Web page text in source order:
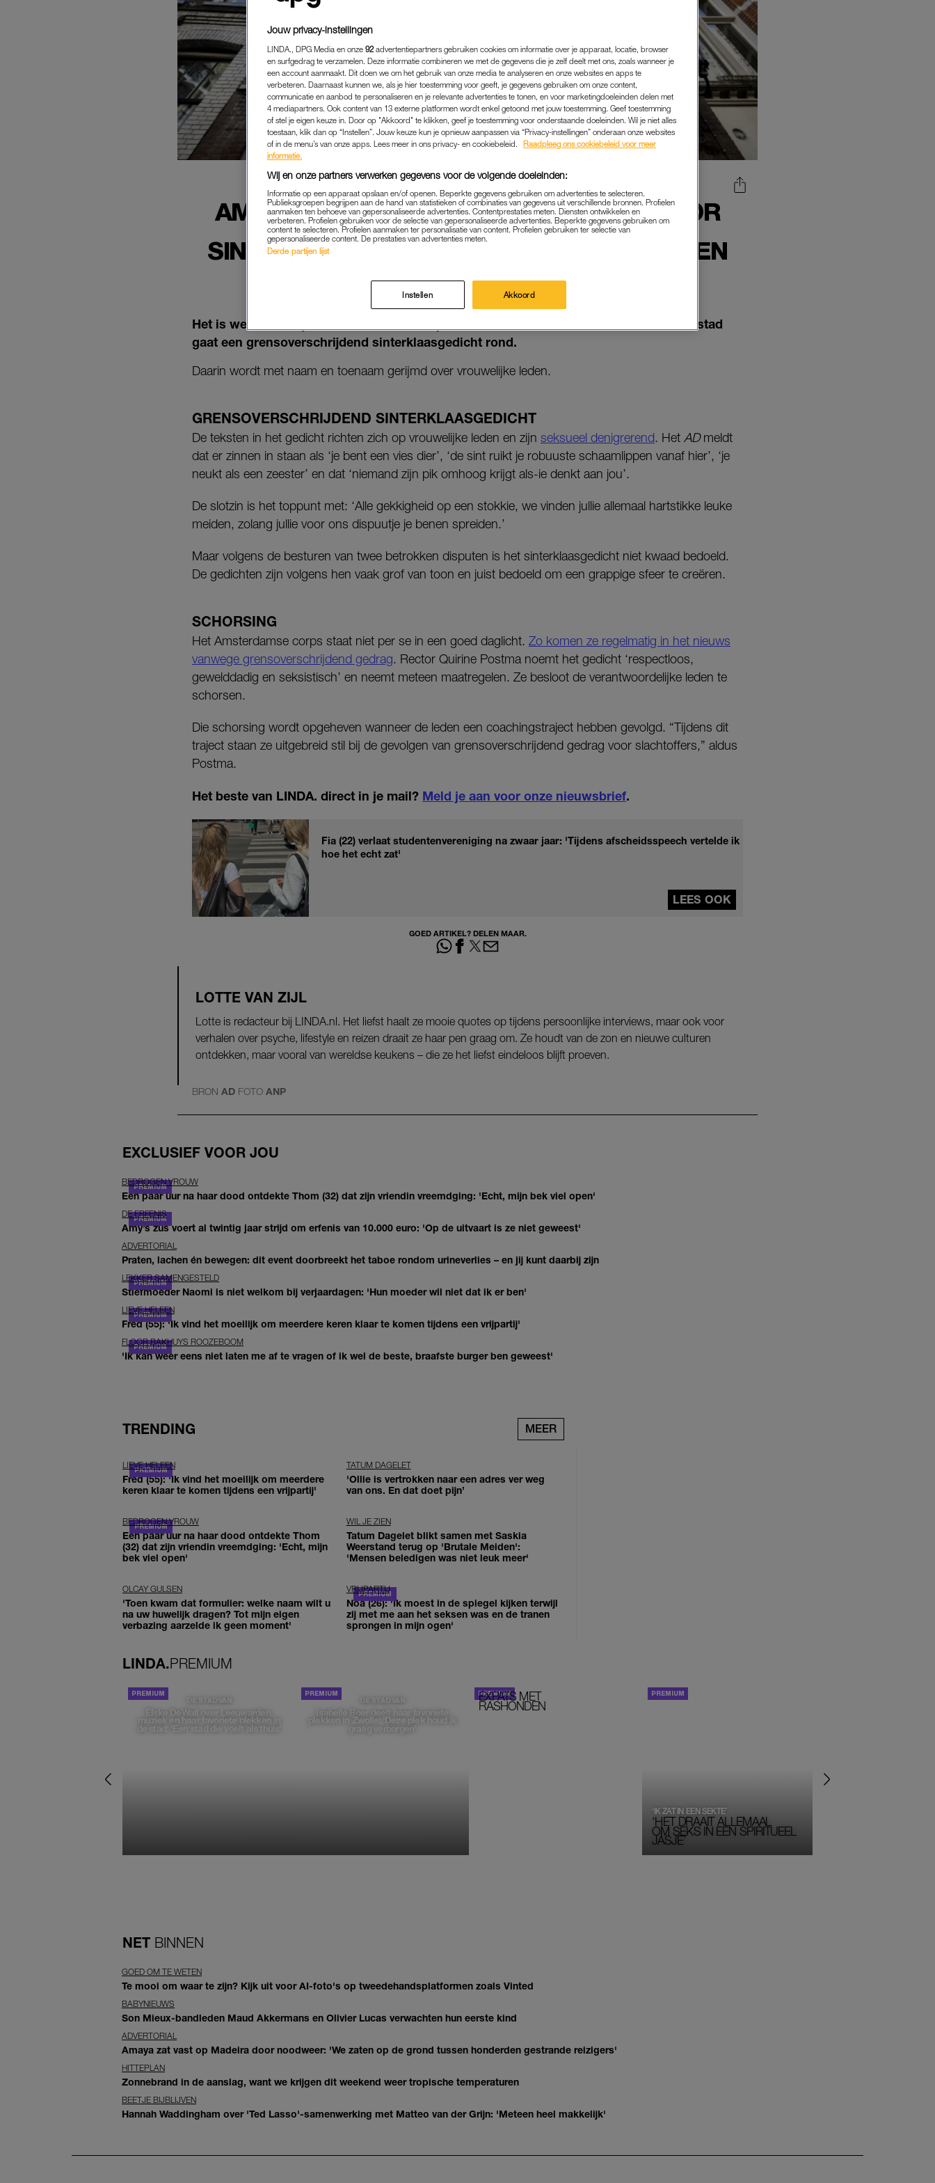
AMSTERDAMS CORPS ONDER VUUR DOOR
GRENSOVERSCHRIJDEND
SINTERKLAASGEDICHT: 'JE NEUKT ALS EEN
BINNENLAND| GRENSOVERSCHRIJDEND GEDRAG
18-12-2025 LOTTE VAN ZIJL
Het is weer raak bij het Amsterdamse corps ASC/AVSV. Onder studenten uit de hoofdstad
gaat een grensoverschrijdend sinterklaasgedicht rond.
Daarin wordt met naam en toenaam gerijmd over vrouwelijke leden.
GRENSOVERSCHRIJDEND SINTERKLAASGEDICHT
De teksten in het gedicht richten zich op vrouwelijke leden en zijn seksueel denigrerend. Het ADmeldt
dat er zinnen in staan als ‘je bent een vies dier’, ‘de sint ruikt je robuuste schaamlippen vanaf hier’, ‘je
neukt als een zeester’ en dat ‘niemand zijn pik omhoog krijgt als-ie denkt aan jou’.
De slotzin is het toppunt met: ‘Alle gekkigheid op een stokkie, we vinden jullie allemaal hartstikke leuke
meiden, zolang jullie voor ons dispuutje je benen spreiden.’
Maar volgens de besturen van twee betrokken disputen is het sinterklaasgedicht niet kwaad bedoeld.
De gedichten zijn volgens hen vaak grof van toon en juist bedoeld om een grappige sfeer te creëren.
SCHORSING
Het Amsterdamse corps staat niet per se in een goed daglicht. Zo komen ze regelmatig in het nieuws
vanwege grensoverschrijdend gedrag. Rector Quirine Postma noemt het gedicht ‘respectloos,
gewelddadig en seksistisch’ en neemt meteen maatregelen. Ze besloot de verantwoordelijke leden te
schorsen.
Die schorsing wordt opgeheven wanneer de leden een coachingstraject hebben gevolgd. “Tijdens dit
traject staan ze uitgebreid stil bij de gevolgen van grensoverschrijdend gedrag voor slachtoffers,” aldus
Postma.
Het beste van LINDA. direct in je mail? Meld je aan voor onze nieuwsbrief.
Fia (22) verlaat studentenvereniging na zwaar jaar: 'Tijdens afscheidsspeech vertelde ik
hoe het echt zat'
LEES OOK
GOED ARTIKEL? DELEN MAAR.
LOTTE VAN ZIJL
Lotte is redacteur bij LINDA.nl. Het liefst haalt ze mooie quotes op tijdens persoonlijke interviews, maar ook voor
verhalen over psyche, lifestyle en reizen draait ze haar pen graag om. Ze houdt van de zon en nieuwe culturen
ontdekken, maar vooral van wereldse keukens – die ze het liefst eindeloos blijft proeven.
BRON AD FOTO ANP
EXCLUSIEF VOOR JOU
BEDROGEN VROUW
Een paar uur na haar dood ontdekte Thom (32) dat zijn vriendin vreemdging: 'Echt, mijn bek viel open'
DE ERFENIS
Amy’s zus voert al twintig jaar strijd om erfenis van 10.000 euro: 'Op de uitvaart is ze niet geweest'
ADVERTORIAL
Praten, lachen én bewegen: dit event doorbreekt het taboe rondom urineverlies – en jij kunt daarbij zijn
LEKKER SAMENGESTELD
Stiefmoeder Naomi is niet welkom bij verjaardagen: 'Hun moeder wil niet dat ik er ben'
LIEVE HELEEN
Fred (55): 'Ik vind het moeilijk om meerdere keren klaar te komen tijdens een vrijpartij'
FLOOR BAKHUYS ROOZEBOOM
'Ik kan weer eens niet laten me af te vragen of ik wel de beste, braafste burger ben geweest'
TRENDING MEER
LIEVE HELEEN
Fred (55): 'Ik vind het moeilijk om meerdere
keren klaar te komen tijdens een vrijpartij'
TATUM DAGELET
'Ollie is vertrokken naar een adres ver weg
van ons. En dat doet pijn’
BEDROGEN VROUW
Een paar uur na haar dood ontdekte Thom
(32) dat zijn vriendin vreemdging: 'Echt, mijn
bek viel open'
WIL JE ZIEN
Tatum Dagelet blikt samen met Saskia
Weerstand terug op 'Brutale Meiden':
'Mensen beledigen was niet leuk meer'
OLCAY GULSEN
'Toen kwam dat formulier: welke naam wilt u
na uw huwelijk dragen? Tot mijn eigen
verbazing aarzelde ik geen moment'
VRIJPARTIJ
Noa (26): 'Ik moest in de spiegel kijken terwijl
zij met me aan het seksen was en de tranen
sprongen in mijn ogen'
LINDA.PREMIUM
DE STAD VAN
Elske DeWall over Leeuwarden,
muziek en haar favoriete plekken in
de stad: 'Een stad die voelt als thuis'
DE STAD VAN
Isabelle Boer deelt haar favoriete
plekken in Zwolle: 'Deze plek houd ik
graag verborgen'
EXPATS MET
RASHONDEN
‘HET DRAAIT ALLEMAAL
OM SEKS IN EEN SPIRITUEEL
JASJE’
‘IK ZAT IN EEN SEKTE’
NET BINNEN
GOED OM TE WETEN
Te mooi om waar te zijn? Kijk uit voor AI-foto's op tweedehandsplatformen zoals Vinted
BABYNIEUWS
Son Mieux-bandleden Maud Akkermans en Olivier Lucas verwachten hun eerste kind
ADVERTORIAL
Amaya zat vast op Madeira door noodweer: 'We zaten op de grond tussen honderden gestrande reizigers'
HITTEPLAN
Zonnebrand in de aanslag, want we krijgen dit weekend weer tropische temperaturen
BEETJE BIJBLIJVEN
Hannah Waddingham over 'Ted Lasso'-samenwerking met Matteo van der Grijn: 'Meteen heel makkelijk'
Jouw privacy-instellingen
LINDA., DPG Media en onze 92 advertentiepartners gebruiken cookies om informatie over je apparaat, locatie, browser
en surfgedrag te verzamelen. Deze informatie combineren we met de gegevens die je zelf deelt met ons, zoals wanneer je
een account aanmaakt. Dit doen we om het gebruik van onze media te analyseren en onze websites en apps te
verbeteren. Daarnaast kunnen we, als je hier toestemming voor geeft, je gegevens gebruiken om onze content,
communicatie en aanbod te personaliseren en je relevante advertenties te tonen, en voor marketingdoeleinden delen met
4 mediapartners. Ook content van 13 externe platformen wordt enkel getoond met jouw toestemming. Geef toestemming
of stel je eigen keuze in. Door op "Akkoord" te klikken, geef je toestemming voor onderstaande doeleinden. Wil je niet alles
toestaan, klik dan op “Instellen”. Jouw keuze kun je opnieuw aanpassen via “Privacy-instellingen” onderaan onze websites
of in de menu’s van onze apps. Lees meer in ons privacy- en cookiebeleid.
Raadpleeg ons cookiebeleid voor meer
informatie.
Wij en onze partners verwerken gegevens voor de volgende doeleinden:
Informatie op een apparaat opslaan en/of openen. Beperkte gegevens gebruiken om advertenties te selecteren.
Publieksgroepen begrijpen aan de hand van statistieken of combinaties van gegevens uit verschillende bronnen. Profielen
aanmaken ten behoeve van gepersonaliseerde advertenties. Contentprestaties meten. Diensten ontwikkelen en
verbeteren. Profielen gebruiken voor de selectie van gepersonaliseerde advertenties. Beperkte gegevens gebruiken om
content te selecteren. Profielen aanmaken ter personalisatie van content. Profielen gebruiken ter selectie van
gepersonaliseerde content. De prestaties van advertenties meten.
Derde partijen lijst
Instellen Akkoord